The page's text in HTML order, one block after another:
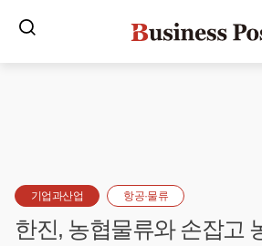
기업과산업 항공·물류
한진, 농협물류와 손잡고